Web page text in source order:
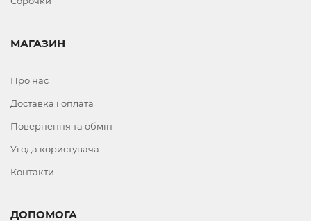
МАГАЗИН
Про нас
Доставка і оплата
Повернення та обмін
Угода користувача
Контакти
ДОПОМОГА